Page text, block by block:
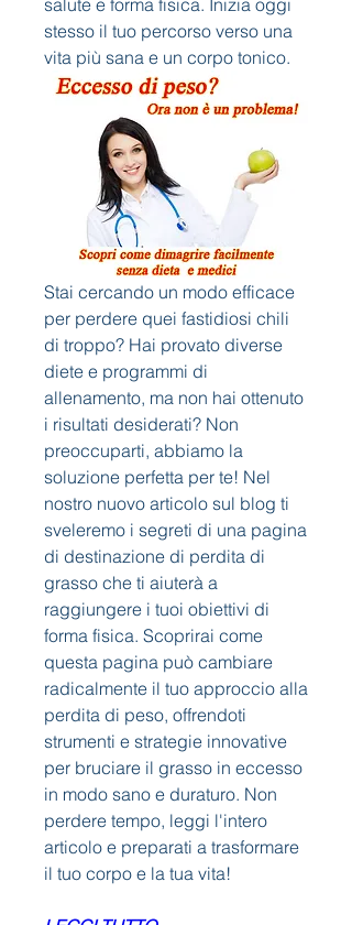
salute e forma fisica. Inizia oggi
stesso il tuo percorso verso una
vita più sana e un corpo tonico.
Stai cercando un modo efficace
per perdere quei fastidiosi chili
di troppo? Hai provato diverse
diete e programmi di
allenamento, ma non hai ottenuto
i risultati desiderati? Non
preoccuparti, abbiamo la
soluzione perfetta per te! Nel
nostro nuovo articolo sul blog ti
sveleremo i segreti di una pagina
di destinazione di perdita di
grasso che ti aiuterà a
raggiungere i tuoi obiettivi di
forma fisica. Scoprirai come
questa pagina può cambiare
radicalmente il tuo approccio alla
perdita di peso, offrendoti
strumenti e strategie innovative
per bruciare il grasso in eccesso
in modo sano e duraturo. Non
perdere tempo, leggi l'intero
articolo e preparati a trasformare
il tuo corpo e la tua vita!